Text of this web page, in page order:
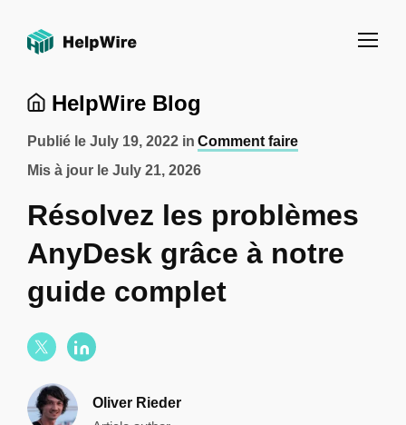
HelpWire Blog
Mis à jour le July 21, 2026
Publié le July 19, 2022 in Comment faire
Résolvez les problèmes
AnyDesk grâce à notre
guide complet
Oliver Rieder